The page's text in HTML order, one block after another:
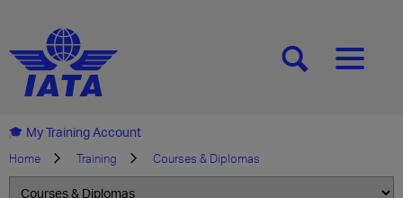
[SEARCH][MENU]
My Training Account
Home Training Courses & Diplomas